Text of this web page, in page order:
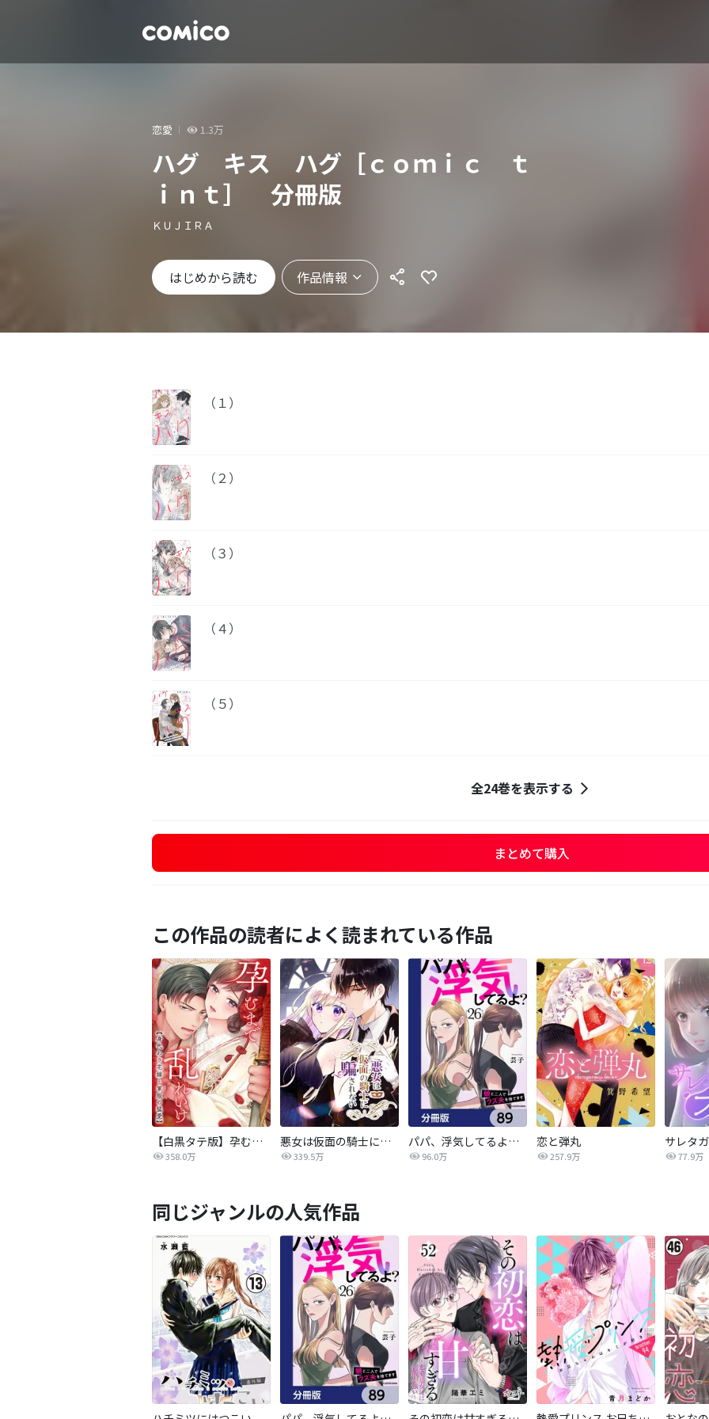
恋愛 1.3万
ハグ キス ハグ［ｃｏｍｉｃ ｔ
ｉｎｔ］ 分冊版
ＫＵＪＩＲＡ
はじめから読む 作品情報
（１）
（２）
（３）
（４）
（５）
全24巻を表示する
まとめて購入
この作品の読者によく読まれている作品
【白黒タテ版】孕むまで乱れいけ～身代わり花嫁と軍服の猛愛
358.0万
悪女は仮面の騎士に騙されない
339.5万
パパ、浮気してるよ？娘と二人でクズ夫を捨てます【分冊版】
96.0万
恋と弾丸
257.9万 77.9万
同じジャンルの人気作品